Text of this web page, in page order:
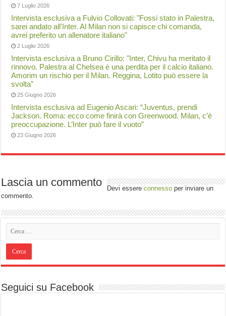
7 Luglio 2026
Intervista esclusiva a Fulvio Collovati: "Fossi stato in Palestra,
sarei andato all'Inter. Al Milan non si capisce chi comanda,
avrei preferito un allenatore italiano"
2 Luglio 2026
Intervista esclusiva a Bruno Cirillo: "Inter, Chivu ha meritato il
rinnovo. Palestra al Chelsea è una perdita per il calcio italiano.
Amorim un rischio per il Milan. Reggina, Lotito può essere la
svolta”
25 Giugno 2026
Intervista esclusiva ad Eugenio Ascari: “Juventus, prendi
Jackson. Roma: ecco come finirà con Greenwood. Milan, c’è
preoccupazione. L’Inter può fare il vuoto”
23 Giugno 2026
Lascia un commento Devi essereconnesso per inviare un
commento.
Seguici su Facebook